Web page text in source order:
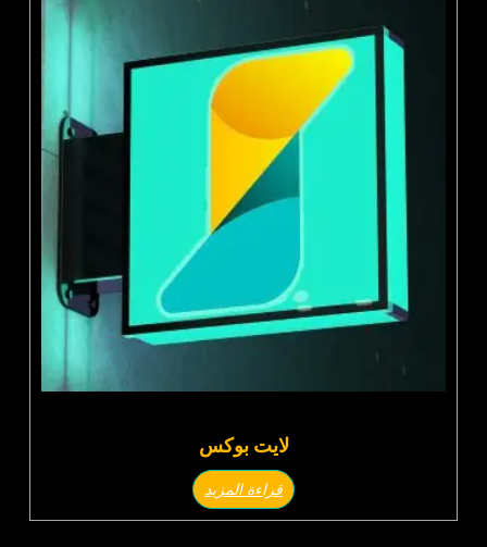
لايت بوكس
قراءة المزيد